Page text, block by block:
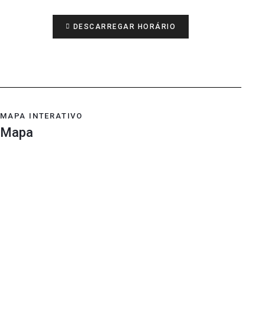
DESCARREGAR HORÁRIO
MAPA INTERATIVO
Mapa